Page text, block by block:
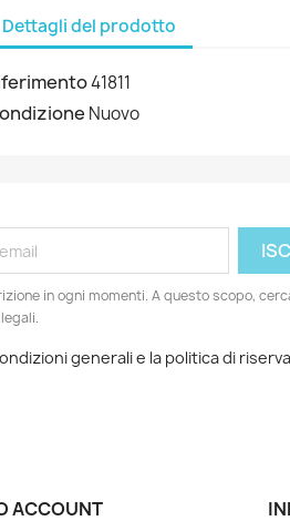
Dettagli del prodotto
41811
Nuovo
in ogni momenti. A questo scopo,
generali e la politica di
ACCOUNT